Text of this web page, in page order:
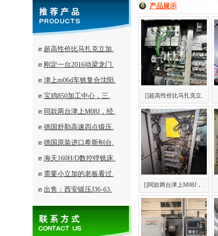
超高性价比马扎克立加.
刚定一台2016动梁龙门.
津上m06d车铣复合沈阳.
宝鸡850加工中心，三.
同款两台津上M08J，经.
德国舒勒高速四点锻压.
德国原装进口希斯刨台.
海天160H/D数控镗铣床.
需要小立加的老板看过.
出售：西安锻压J36-63.
产品展示
[]超高性价比马扎克立.
[]同款两台津上M08J，.